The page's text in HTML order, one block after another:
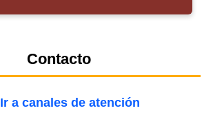
Contacto
Ir a canales de atención